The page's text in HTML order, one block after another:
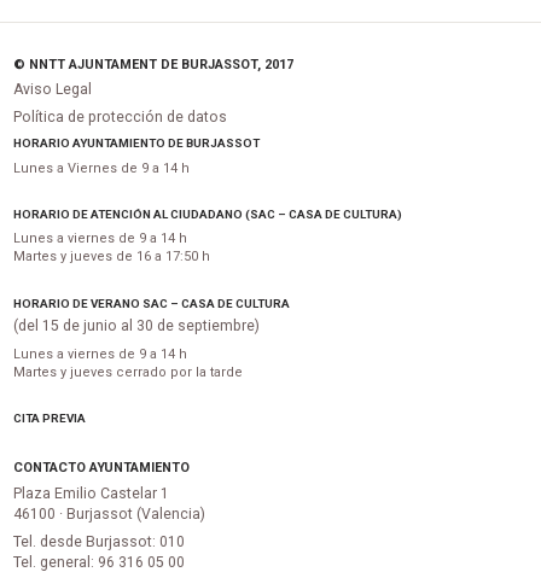
© NNTT AJUNTAMENT DE BURJASSOT, 2017
Aviso Legal
Política de protección de datos
HORARIO AYUNTAMIENTO DE BURJASSOT
Lunes a Viernes de 9 a 14 h
HORARIO DE ATENCIÓN AL CIUDADANO (SAC – CASA DE CULTURA)
Lunes a viernes de 9 a 14 h
Martes y jueves de 16 a 17:50 h
HORARIO DE VERANO SAC – CASA DE CULTURA
(del 15 de junio al 30 de septiembre)
Lunes a viernes de 9 a 14 h
Martes y jueves cerrado por la tarde
CITA PREVIA
CONTACTO AYUNTAMIENTO
Plaza Emilio Castelar 1
46100 · Burjassot (Valencia)
Tel. desde Burjassot: 010
Tel. general: 96 316 05 00